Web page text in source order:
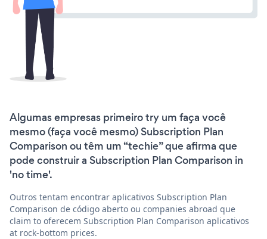
Algumas empresas primeiro try um faça você
mesmo (faça você mesmo) Subscription Plan
Comparison ou têm um “techie” que afirma que
pode construir a Subscription Plan Comparison in
'no time'.
Outros tentam encontrar aplicativos Subscription Plan
Comparison de código aberto ou companies abroad que
claim to oferecem Subscription Plan Comparison aplicativos
at rock-bottom prices.